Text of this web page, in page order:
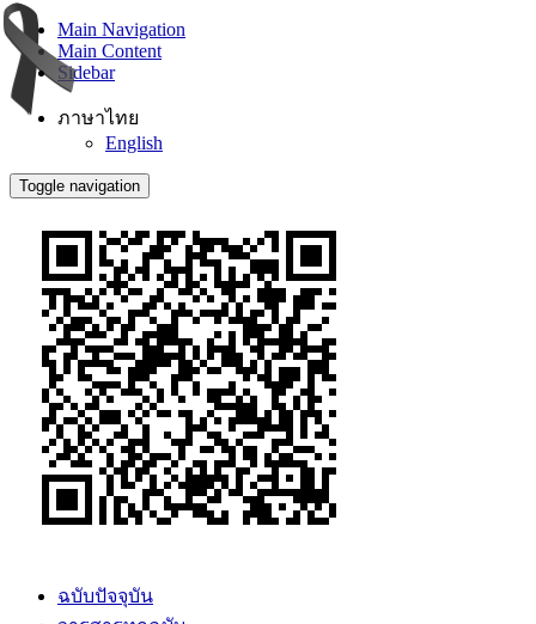
Main Navigation
Main Content
Sidebar
ภาษาไทย
English
Toggle navigation
ฉบับปัจจุบัน